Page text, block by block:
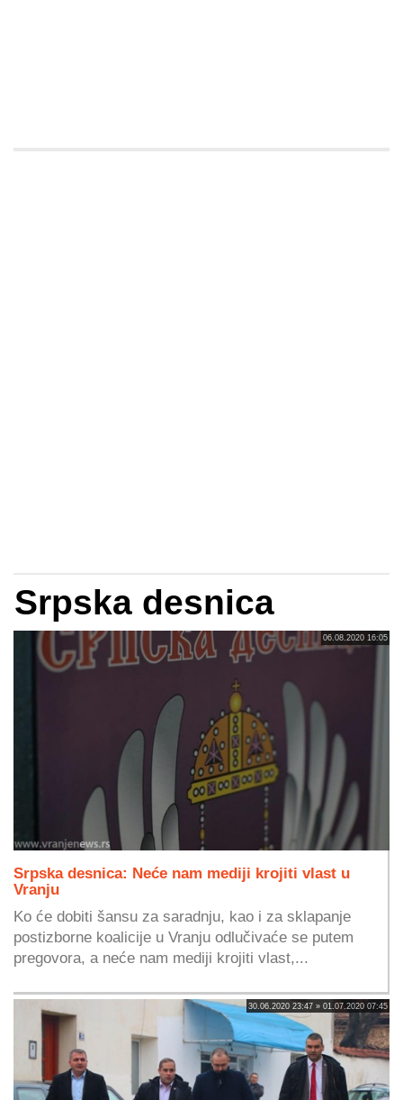
Srpska desnica
06.08.2020 16:05
Srpska desnica: Neće nam mediji krojiti vlast u
Vranju
Ko će dobiti šansu za saradnju, kao i za sklapanje
postizborne koalicije u Vranju odlučivaće se putem
pregovora, a neće nam mediji krojiti vlast,...
30.06.2020 23:47 » 01.07.2020 07:45